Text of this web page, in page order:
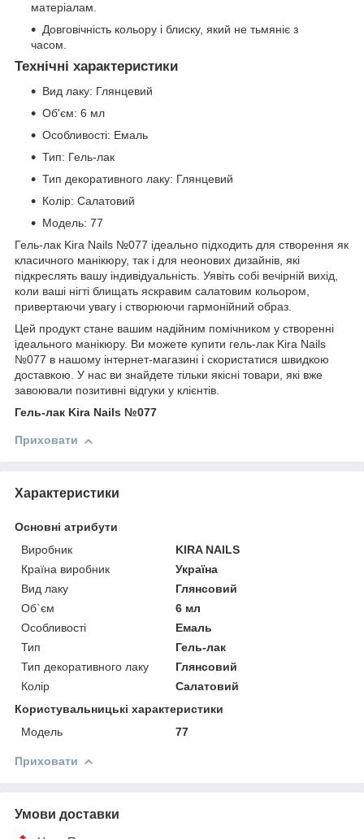
матеріалам.
Довговічність кольору і блиску, який не тьмяніє з
часом.
Технічні характеристики
Вид лаку: Глянцевий
Об'єм: 6 мл
Особливості: Емаль
Тип: Гель-лак
Тип декоративного лаку: Глянцевий
Колір: Салатовий
Модель: 77
Гель-лак Kira Nails №077 ідеально підходить для створення як
класичного манікюру, так і для неонових дизайнів, які
підкреслять вашу індивідуальність. Уявіть собі вечірній вихід,
коли ваші нігті блищать яскравим салатовим кольором,
привертаючи увагу і створюючи гармонійний образ.
Цей продукт стане вашим надійним помічником у створенні
ідеального манікюру. Ви можете купити гель-лак Kira Nails
№077 в нашому інтернет-магазині і скористатися швидкою
доставкою. У нас ви знайдете тільки якісні товари, які вже
завоювали позитивні відгуки у клієнтів.
Гель-лак Kira Nails №077
Приховати
Характеристики
Основні атрибути
Виробник
KIRA NAILS
Країна виробник
Україна
Вид лаку
Глянсовий
Об`єм
6 мл
Особливості
Емаль
Тип
Гель-лак
Тип декоративного лаку
Глянсовий
Колір
Салатовий
Користувальницькі характеристики
Мoдель
77
Приховати
Умови доставки